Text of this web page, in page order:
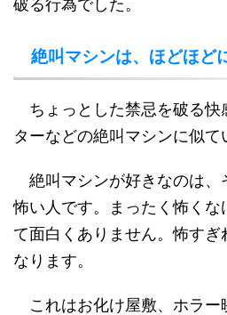
破る行為でした。
絶叫マシンは、ほどほど
ちょっとした禁忌を破る快
ターなどの絶叫マシンに似て
絶叫マシンが好きなのは、
怖い人です。まったく怖くな
て面白くありません。怖すぎ
なります。
これはお化け屋敷、ホラー